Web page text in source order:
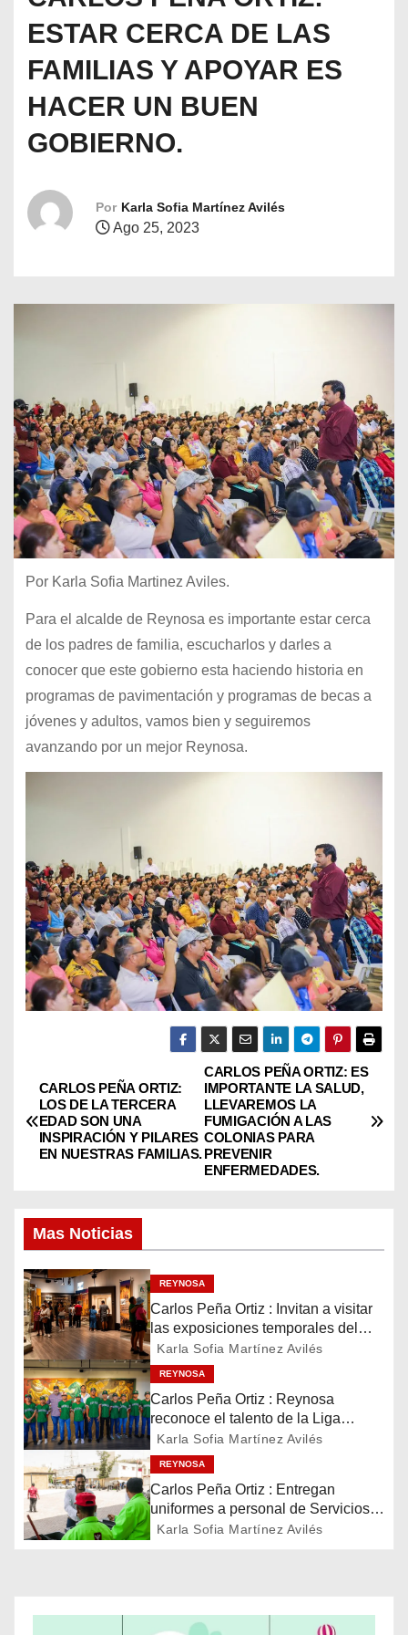
ESTAR CERCA DE LAS
FAMILIAS Y APOYAR ES
HACER UN BUEN
GOBIERNO.
Por Karla Sofia Martínez Avilés
Ago 25, 2023
Por Karla Sofia Martinez Aviles.
Para el alcalde de Reynosa es importante estar cerca
de los padres de familia, escucharlos y darles a
conocer que este gobierno esta haciendo historia en
programas de pavimentación y programas de becas a
jóvenes y adultos, vamos bien y seguiremos
avanzando por un mejor Reynosa.
N
a
g
a
c
i
ó
n
d
e
e
CARLOS PEÑA ORTIZ: ES
IMPORTANTE LA SALUD,
LLEVAREMOS LA
FUMIGACIÓN A LAS
COLONIAS PARA
PREVENIR
ENFERMEDADES.
CARLOS PEÑA ORTIZ:
LOS DE LA TERCERA
EDAD SON UNA
INSPIRACIÓN Y PILARES
EN NUESTRAS FAMILIAS.
Mas Noticias
REYNOSA
Carlos Peña Ortiz : Invitan a visitar
las exposiciones temporales del
Museo del Ferrocarril Reynosa
Karla Sofia Martínez Avilés
REYNOSA
Carlos Peña Ortiz : Reynosa
reconoce el talento de la Liga
Treviño Kelly, subcampeona
latinoamericana
Karla Sofia Martínez Avilés
REYNOSA
Carlos Peña Ortiz : Entregan
uniformes a personal de Servicios
Públicos de Reynosa
Karla Sofia Martínez Avilés